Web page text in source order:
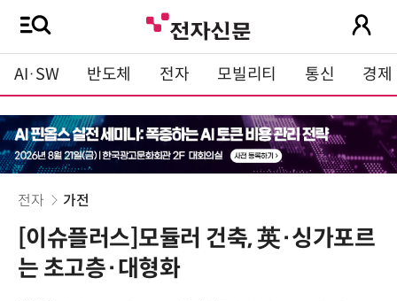
AI·SW 반도체 전자 모빌리티 통신 경제
전자 가전
[이슈플러스]모듈러 건축, 英·싱가포르
는 초고층·대형화